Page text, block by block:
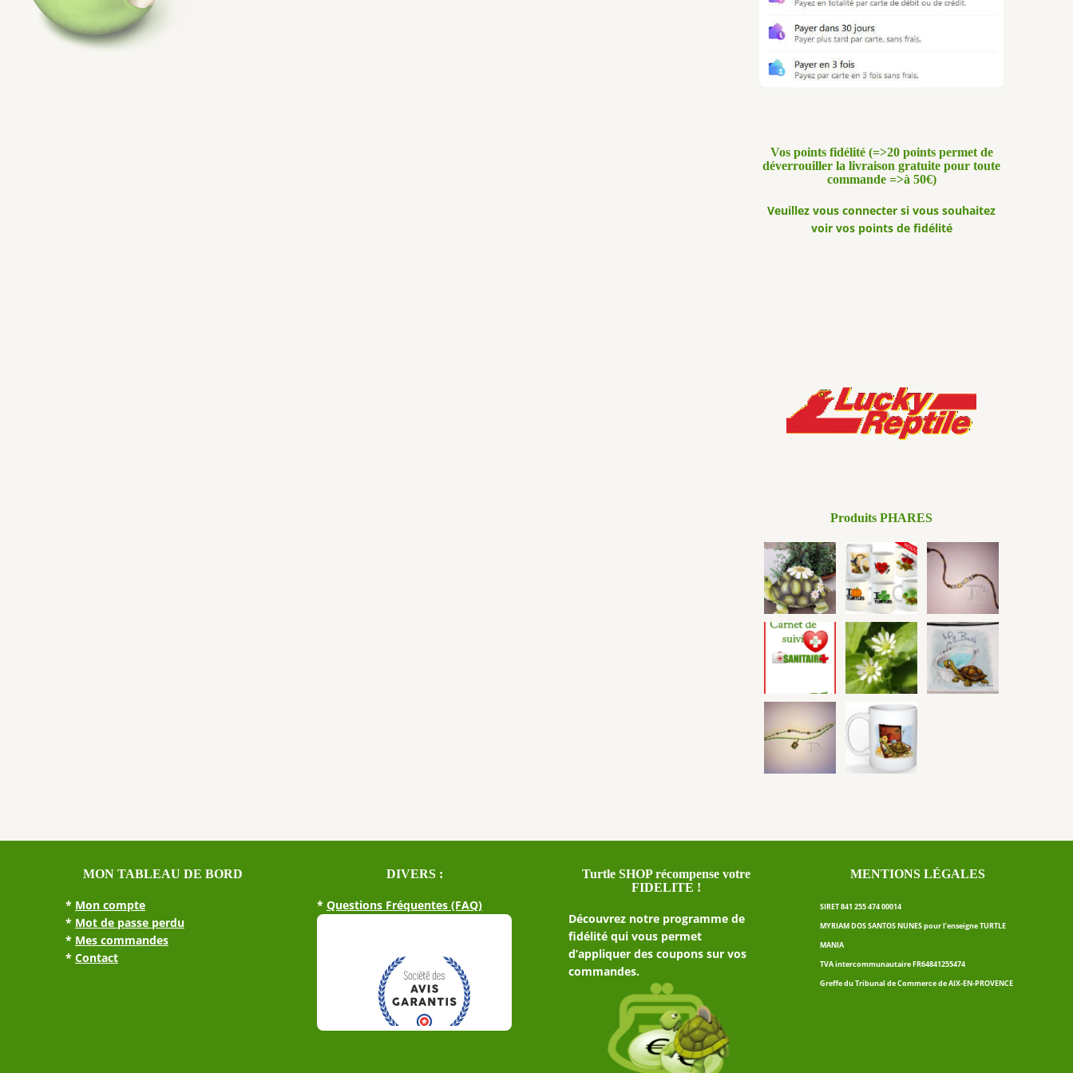
Vos points fidélité (=>20 points permet de
déverrouiller la livraison gratuite pour toute
commande =>à 50€)
Veuillez vous connecter si vous souhaitez
voir vos points de fidélité
Produits PHARES
MON TABLEAU DE BORD
* Mon compte
* Mot de passe perdu
* Mes commandes
* Contact
DIVERS :
* Questions Fréquentes (FAQ)
Turtle SHOP récompense votre
FIDELITE !
Découvrez notre programme de
fidélité qui vous permet
d’appliquer des coupons sur vos
commandes.
MENTIONS LÉGALES
SIRET 841 255 474 00014
MYRIAM DOS SANTOS NUNES pour l’enseigne TURTLE
MANIA
TVA intercommunautaire FR64841255474
Greffe du Tribunal de Commerce de AIX-EN-PROVENCE